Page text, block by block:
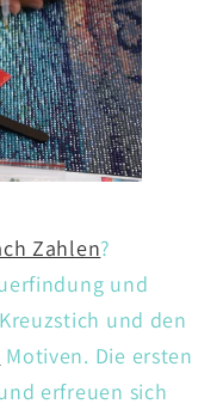
Zahlen?
und
und den
Motiven. Die ersten
erfreuen sich